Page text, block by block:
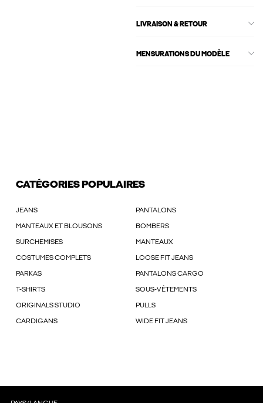
LIVRAISON & RETOUR
MENSURATIONS DU MODÈLE
CATÉGORIES POPULAIRES
JEANS PANTALONS
MANTEAUX ET BLOUSONS BOMBERS
SURCHEMISES MANTEAUX
COSTUMES COMPLETS LOOSE FIT JEANS
PARKAS PANTALONS CARGO
T-SHIRTS SOUS-VÊTEMENTS
ORIGINALS STUDIO PULLS
CARDIGANS WIDE FIT JEANS